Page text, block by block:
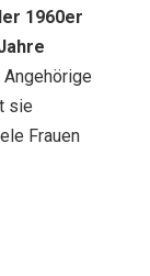
1960er
sie
Frauen